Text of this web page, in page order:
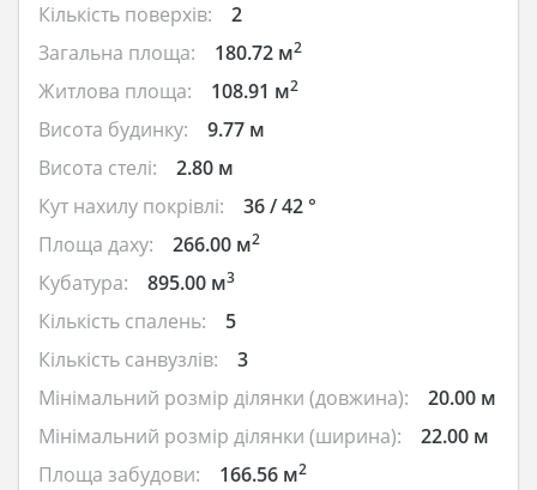
Кількість поверхів:
2
Загальна площа:
180.72 м2
Житлова площа: 108.91 м2
Висота будинку:
9.77 м
Висота стелі:
2.80 м
Кут нахилу покрівлі:
36 / 42 °
Площа даху:
266.00 м2
Кубатура: 895.00 м3
Кількість спалень:
5
Кількість санвузлів:
3
Мінімальний розмір ділянки (довжина):
20.00 м
Мінімальний розмір ділянки (ширина):
22.00 м
Площа забудови:
166.56 м2